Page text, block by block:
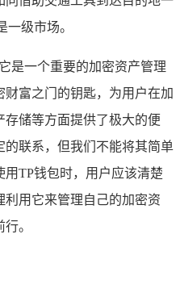
级市场。
是一个重要的加密资产管理
富之门的钥匙，为用户在加
储等方面提供了极大的便
联系，但我们不能将其简单
TP钱包时，用户应该清楚
用它来管理自己的加密资
。